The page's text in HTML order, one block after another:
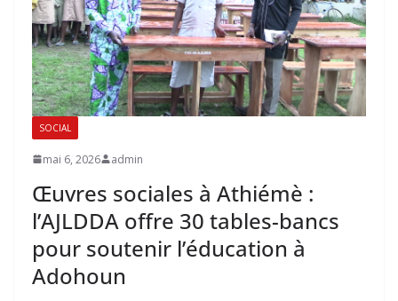
SOCIAL
mai 6, 2026 admin
Œuvres sociales à Athiémè :
l’AJLDDA offre 30 tables-bancs
pour soutenir l’éducation à
Adohoun